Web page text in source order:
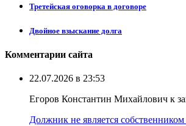
Третейская оговорка в договоре
Двойное взыскание долга
Комментарии сайта
22.07.2026 в 23:53
Егоров Константин Михайлович к
Должник не является